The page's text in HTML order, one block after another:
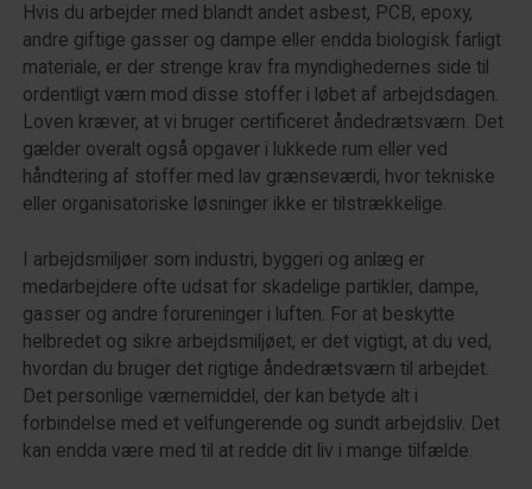
Hvis du arbejder med blandt andet asbest, PCB, epoxy,
andre giftige gasser og dampe eller endda biologisk farligt
materiale, er der strenge krav fra myndighedernes side til
ordentligt værn mod disse stoffer i løbet af arbejdsdagen.
Loven kræver, at vi bruger certificeret åndedrætsværn. Det
gælder overalt også opgaver i lukkede rum eller ved
håndtering af stoffer med lav grænseværdi, hvor tekniske
eller organisatoriske løsninger ikke er tilstrækkelige.
I arbejdsmiljøer som industri, byggeri og anlæg er
medarbejdere ofte udsat for skadelige partikler, dampe,
gasser og andre forureninger i luften. For at beskytte
helbredet og sikre arbejdsmiljøet, er det vigtigt, at du ved,
hvordan du bruger det rigtige åndedrætsværn til arbejdet.
Det personlige værnemiddel, der kan betyde alt i
forbindelse med et velfungerende og sundt arbejdsliv. Det
kan endda være med til at redde dit liv i mange tilfælde.